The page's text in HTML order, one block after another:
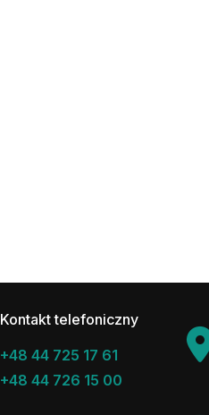
Kontakt telefoniczny
+48 44 725 17 61
+48 44 726 15 00